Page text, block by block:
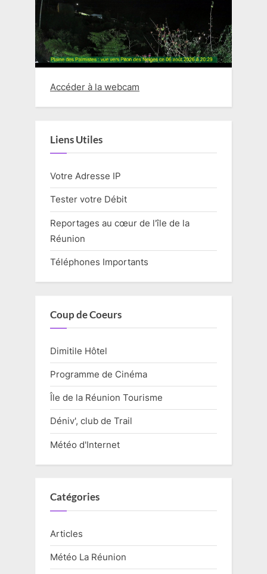
Accéder à la webcam
Liens Utiles
Votre Adresse IP
Tester votre Débit
Reportages au cœur de l'île de la
Réunion
Téléphones Importants
Coup de Coeurs
Dimitile Hôtel
Programme de Cinéma
Île de la Réunion Tourisme
Déniv', club de Trail
Météo d'Internet
Catégories
Articles
Météo La Réunion